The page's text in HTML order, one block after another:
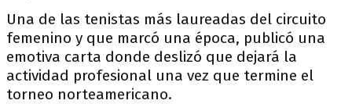
Una de las tenistas más laureadas del circuito
femenino y que marcó una época, publicó una
emotiva carta donde deslizó que dejará la
actividad profesional una vez que termine el
torneo norteamericano.